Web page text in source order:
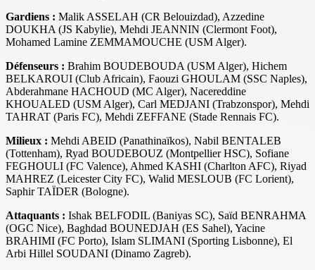
Gardiens : Malik ASSELAH (CR Belouizdad), Azzedine
DOUKHA (JS Kabylie), Mehdi JEANNIN (Clermont Foot),
Mohamed Lamine ZEMMAMOUCHE (USM Alger).
Défenseurs : Brahim BOUDEBOUDA (USM Alger), Hichem
BELKAROUI (Club Africain), Faouzi GHOULAM (SSC Naples),
Abderahmane HACHOUD (MC Alger), Nacereddine
KHOUALED (USM Alger), Carl MEDJANI (Trabzonspor), Mehdi
TAHRAT (Paris FC), Mehdi ZEFFANE (Stade Rennais FC).
Milieux : Mehdi ABEID (Panathinaïkos), Nabil BENTALEB
(Tottenham), Ryad BOUDEBOUZ (Montpellier HSC), Sofiane
FEGHOULI (FC Valence), Ahmed KASHI (Charlton AFC), Riyad
MAHREZ (Leicester City FC), Walid MESLOUB (FC Lorient),
Saphir TAÏDER (Bologne).
Attaquants : Ishak BELFODIL (Baniyas SC), Saïd BENRAHMA
(OGC Nice), Baghdad BOUNEDJAH (ES Sahel), Yacine
BRAHIMI (FC Porto), Islam SLIMANI (Sporting Lisbonne), El
Arbi Hillel SOUDANI (Dinamo Zagreb).